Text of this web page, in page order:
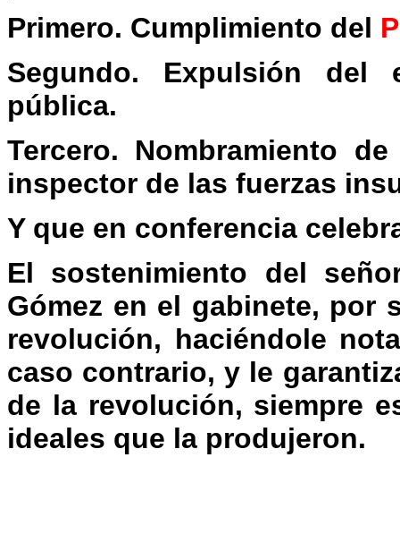
Primero. Cumplimiento del
Segundo. Expulsión
pública.
Tercero. Nombramiento
inspector de las fuerzas
Y que en conferencia
El sostenimiento del
Gómez en el gabinete, por
revolución, haciéndole
caso contrario, y le
de la revolución, siempre
ideales que la produjeron.